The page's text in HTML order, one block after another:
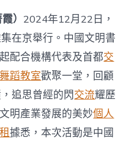
〉
） 2024年12月22日，
在京舉行。中國文明書
配合機構代表及首都交
舞蹈教室歡聚一堂，回顧
追思曾經的閃交流耀歷
明產業發展的美妙個人
據悉，本次活動是中國